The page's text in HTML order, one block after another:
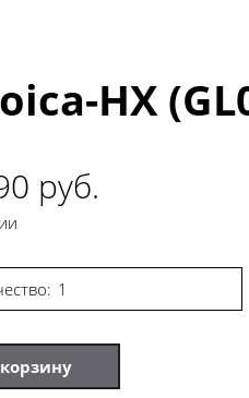
HX
руб.